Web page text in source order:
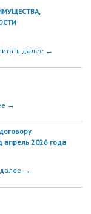
далее →
→
апрель 2026 года
далее →